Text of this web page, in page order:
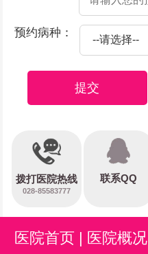
预约病种：
提交
拨打医院热线
028-85583777
联系QQ
医院首页 | 医院概况